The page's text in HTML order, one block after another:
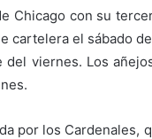
Chicago con su
cartelera el sábado
viernes. Los
por los Cardenales,